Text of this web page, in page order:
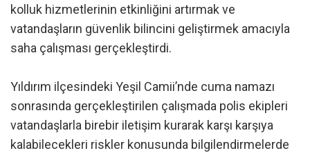
kolluk hizmetlerinin etkinliğini artırmak ve
vatandaşların güvenlik bilincini geliştirmek amacıyla
saha çalışması gerçekleştirdi.
Yıldırım ilçesindeki Yeşil Camii’nde cuma namazı
sonrasında gerçekleştirilen çalışmada polis ekipleri
vatandaşlarla birebir iletişim kurarak karşı karşıya
kalabilecekleri riskler konusunda bilgilendirmelerde